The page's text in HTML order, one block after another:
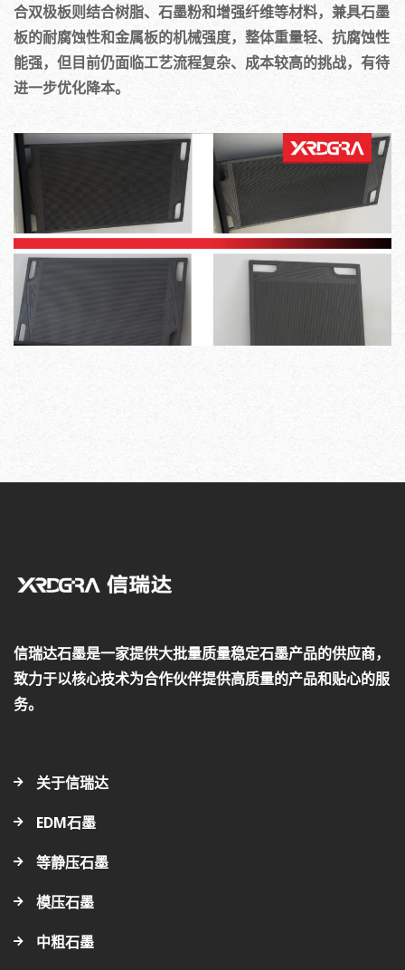
合双极板则结合树脂、石墨粉和增强纤维等材料，兼具石墨
板的耐腐蚀性和金属板的机械强度，整体重量轻、抗腐蚀性
能强，但目前仍面临工艺流程复杂、成本较高的挑战，有待
进一步优化降本。
信瑞达石墨是一家提供大批量质量稳定石墨产品的供应商，
致力于以核心技术为合作伙伴提供高质量的产品和贴心的服
务。
关于信瑞达
EDM石墨
等静压石墨
模压石墨
中粗石墨